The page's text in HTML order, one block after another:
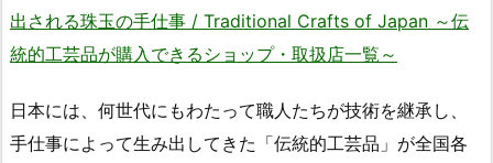
出される珠玉の手仕事 / Traditional Crafts of Japan ～伝
統的工芸品が購入できるショップ・取扱店一覧～
日本には、何世代にもわたって職人たちが技術を継承し、
手仕事によって生み出してきた「伝統的工芸品」が全国各